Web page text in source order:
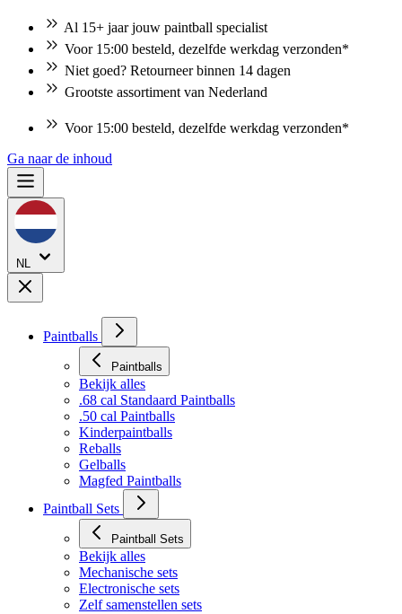
Al 15+ jaar jouw paintball specialist
Voor 15:00 besteld, dezelfde werkdag verzonden*
Niet goed? Retourneer binnen 14 dagen
Grootste assortiment van Nederland
Voor 15:00 besteld, dezelfde werkdag verzonden*
Ga naar de inhoud
NL
Paintballs
Paintballs
Bekijk alles
.68 cal Standaard Paintballs
.50 cal Paintballs
Kinderpaintballs
Reballs
Gelballs
Magfed Paintballs
Paintball Sets
Paintball Sets
Bekijk alles
Mechanische sets
Electronische sets